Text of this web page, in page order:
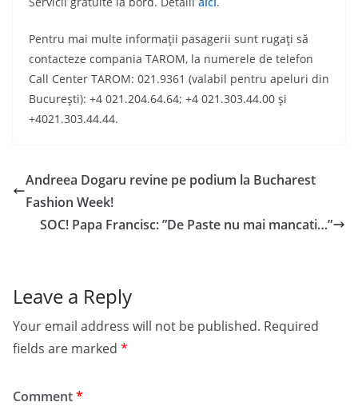
Pentru mai multe informaţii pasagerii sunt rugaţi să
contacteze compania TAROM, la numerele de telefon
Call Center TAROM: 021.9361 (valabil pentru apeluri din
Bucureşti): +4 021.204.64.64; +4 021.303.44.00 şi
+4021.303.44.44.
Andreea Dogaru revine pe podium la Bucharest
Fashion Week!
SOC! Papa Francisc: ”De Paste nu mai mancati…”
Leave a Reply
Your email address will not be published. Required
fields are marked *
Comment*